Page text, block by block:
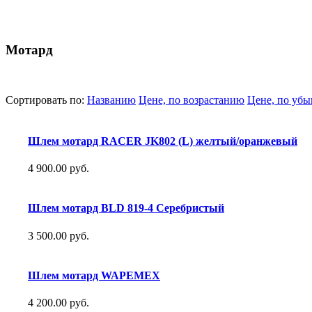
Мотард
Сортировать по: Названию Цене, по возрастанию Цене, по
Шлем мотард RACER JK802 (L) желтый/оранжевый
4 900.00 руб.
Шлем мотард BLD 819-4 Серебристый
3 500.00 руб.
Шлем мотард WAPEMEX
4 200.00 руб.